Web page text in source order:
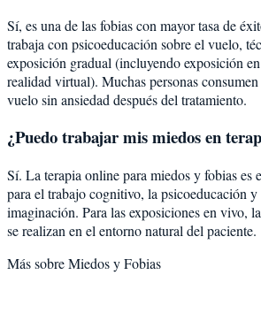
Sí, es una de las fobias con mayor tasa de
trabaja con psicoeducación sobre el vuelo,
exposición gradual (incluyendo exposición
realidad virtual). Muchas personas consumen
vuelo sin ansiedad después del tratamiento.
¿Puedo trabajar mis miedos en
Sí. La terapia online para miedos y fobias es
para el trabajo cognitivo, la psicoeducación
imaginación. Para las exposiciones en vivo,
se realizan en el entorno natural del paciente.
Más sobreMiedos y Fobias